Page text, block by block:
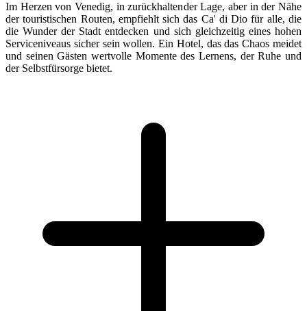
Im Herzen von Venedig, in zurückhaltender Lage, aber in der Nähe
der touristischen Routen, empfiehlt sich das Ca' di Dio für alle, die
die Wunder der Stadt entdecken und sich gleichzeitig eines hohen
Serviceniveaus sicher sein wollen. Ein Hotel, das das Chaos meidet
und seinen Gästen wertvolle Momente des Lernens, der Ruhe und
der Selbstfürsorge bietet.